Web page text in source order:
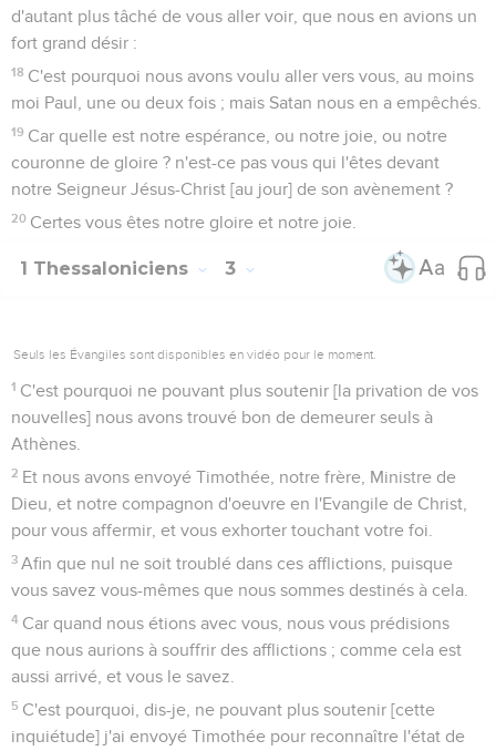
d'autant plus tâché de vous aller voir, que nous en avions un
fort grand désir :
18 C'est pourquoi nous avons voulu aller vers vous, au moins
moi Paul, une ou deux fois ; mais Satan nous en a empêchés.
19 Car quelle est notre espérance, ou notre joie, ou notre
couronne de gloire ? n'est-ce pas vous qui l'êtes devant
notre Seigneur Jésus-Christ [au jour] de son avènement ?
20 Certes vous êtes notre gloire et notre joie.
1 Thessaloniciens 3
Seuls les Évangiles sont disponibles en vidéo pour le moment.
1 C'est pourquoi ne pouvant plus soutenir [la privation de vos
nouvelles] nous avons trouvé bon de demeurer seuls à
Athènes.
2 Et nous avons envoyé Timothée, notre frère, Ministre de
Dieu, et notre compagnon d'oeuvre en l'Evangile de Christ,
pour vous affermir, et vous exhorter touchant votre foi.
3 Afin que nul ne soit troublé dans ces afflictions, puisque
vous savez vous-mêmes que nous sommes destinés à cela.
4 Car quand nous étions avec vous, nous vous prédisions
que nous aurions à souffrir des afflictions ; comme cela est
aussi arrivé, et vous le savez.
5 C'est pourquoi, dis-je, ne pouvant plus soutenir [cette
inquiétude] j'ai envoyé Timothée pour reconnaître l'état de